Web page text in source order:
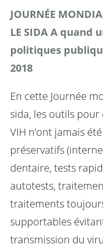
JOURNÉE
LE SIDAA quand
politiques
2018
En cette Journée
sida, les outils pour
VIH n’ont jamais
préservatifs
dentaire, tests
autotests,
traitements
supportables
transmission du